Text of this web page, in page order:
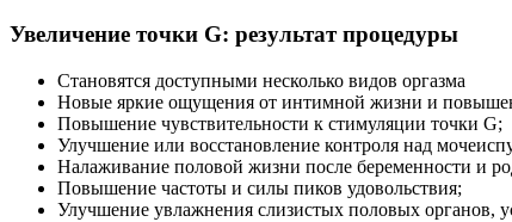
Увеличение точки G: результат процедуры
Становятся доступными несколько видов оргазма
Новые яркие ощущения от интимной жизни и
Повышение чувствительности к стимуляции точки G;
Улучшение или восстановление контроля над
Налаживание половой жизни после беременности и
Повышение частоты и силы пиков удовольствия;
Улучшение увлажнения слизистых половых органов,